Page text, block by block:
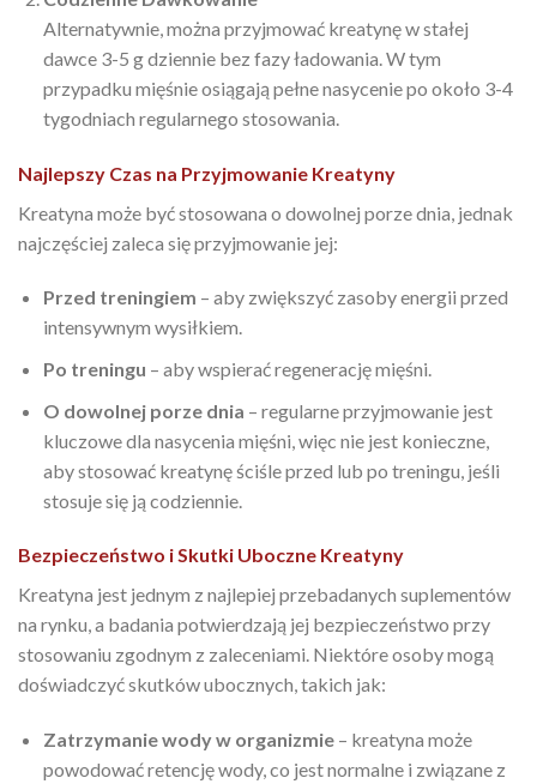
Alternatywnie, można przyjmować kreatynę w stałej
dawce 3-5 g dziennie bez fazy ładowania. W tym
przypadku mięśnie osiągają pełne nasycenie po około 3-4
tygodniach regularnego stosowania.
Najlepszy Czas na Przyjmowanie Kreatyny
Kreatyna może być stosowana o dowolnej porze dnia, jednak
najczęściej zaleca się przyjmowanie jej:
Przed treningiem – aby zwiększyć zasoby energii przed
intensywnym wysiłkiem.
Po treningu – aby wspierać regenerację mięśni.
O dowolnej porze dnia – regularne przyjmowanie jest
kluczowe dla nasycenia mięśni, więc nie jest konieczne,
aby stosować kreatynę ściśle przed lub po treningu, jeśli
stosuje się ją codziennie.
Bezpieczeństwo i Skutki Uboczne Kreatyny
Kreatyna jest jednym z najlepiej przebadanych suplementów
na rynku, a badania potwierdzają jej bezpieczeństwo przy
stosowaniu zgodnym z zaleceniami. Niektóre osoby mogą
doświadczyć skutków ubocznych, takich jak:
Zatrzymanie wody w organizmie– kreatyna może
powodować retencję wody, co jest normalne i związane z